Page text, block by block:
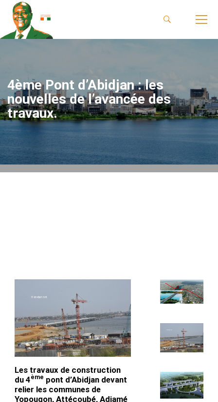
4ème Pont d’Abidjan : les
nouvelles de l’avancée des
travaux.
Les travaux de construction
du 4ème pont d’Abidjan devant
relier les communes de
Yopougon, Attécoubé, Adjamé